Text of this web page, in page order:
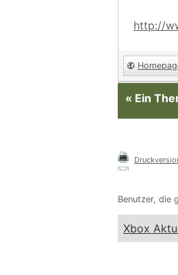
http://
« Ein
Benutzer, die
Xbox